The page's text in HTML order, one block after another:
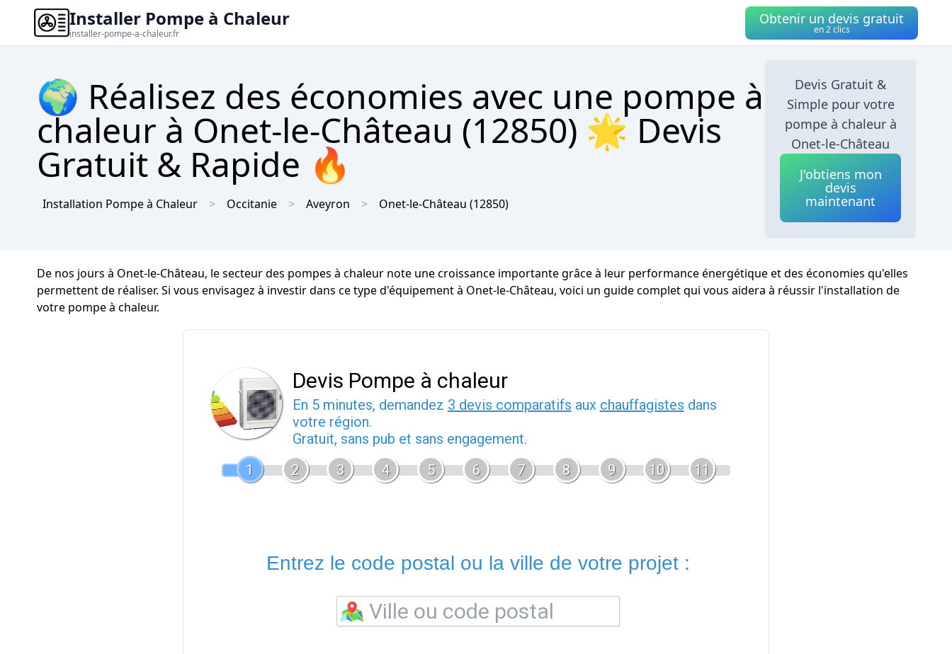
Installer Pompe à Chaleur
installer-pompe-a-chaleur.fr
Obtenir un devis gratuit
en 2 clics
🌍 Réalisez des économies avec une pompe à
chaleur à Onet-le-Château (12850) 🌟 Devis
Gratuit & Rapide 🔥
Installation Pompe à Chaleur Occitanie Aveyron Onet-le-Château (12850)
Devis Gratuit &
Simple pour votre
pompe à chaleur à
Onet-le-Château
J'obtiens mon
devis
maintenant
De nos jours à Onet-le-Château, le secteur des pompes à chaleur note une croissance importante grâce à leur performance énergétique et des économies qu'elles
permettent de réaliser. Si vous envisagez à investir dans ce type d'équipement à Onet-le-Château, voici un guide complet qui vous aidera à réussir l'installation de
votre pompe à chaleur.
Devis Pompe à chaleur
En 5 minutes, demandez 3 devis comparatifs aux chauffagistes dans
votre région.
Gratuit, sans pub et sans engagement.
1
2 3 4 5 6 7 8 9 10 11
Entrez le code postal ou la ville de votre projet :